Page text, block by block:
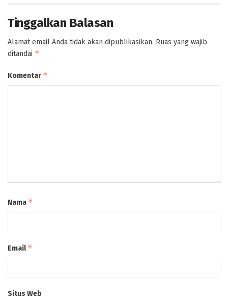
Tinggalkan Balasan
Alamat email Anda tidak akan dipublikasikan. Ruas yang wajib
ditandai *
Komentar *
Nama *
Email*
Situs Web